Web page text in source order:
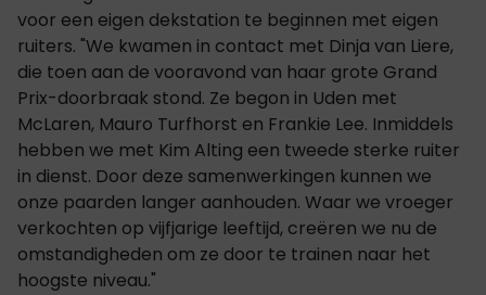
voor een eigen dekstation te beginnen met eigen
ruiters. "We kwamen in contact met Dinja van Liere,
die toen aan de vooravond van haar grote Grand
Prix-doorbraak stond. Ze begon in Uden met
McLaren, Mauro Turfhorst en Frankie Lee. Inmiddels
hebben we met Kim Alting een tweede sterke ruiter
in dienst. Door deze samenwerkingen kunnen we
onze paarden langer aanhouden. Waar we vroeger
verkochten op vijfjarige leeftijd, creëren we nu de
omstandigheden om ze door te trainen naar het
hoogste niveau."